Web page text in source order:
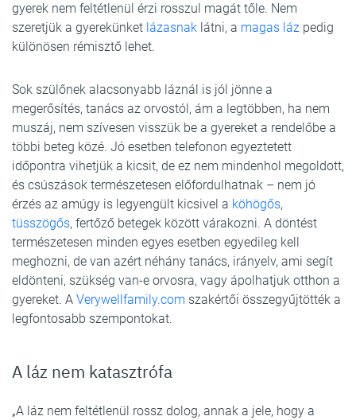
gyerek nem feltétlenül érzi rosszul magát tőle. Nem
szeretjük a gyerekünket lázasnak látni, a magas láz pedig
különösen rémisztő lehet.
Sok szülőnek alacsonyabb láznál is jól jönne a
megerősítés, tanács az orvostól, ám a legtöbben, ha nem
muszáj, nem szívesen visszük be a gyereket a rendelőbe a
többi beteg közé. Jó esetben telefonon egyeztetett
időpontra vihetjük a kicsit, de ez nem mindenhol megoldott,
és csúszások természetesen előfordulhatnak – nem jó
érzés az amúgy is legyengült kicsivel a köhögős,
tüsszögős, fertőző betegek között várakozni. A döntést
természetesen minden egyes esetben egyedileg kell
meghozni, de van azért néhány tanács, irányelv, ami segít
eldönteni, szükség van-e orvosra, vagy ápolhatjuk otthon a
gyereket. A Verywellfamily.com szakértői összegyűjtötték a
legfontosabb szempontokat.
A láz nem katasztrófa
„A láz nem feltétlenül rossz dolog, annak a jele, hogy a